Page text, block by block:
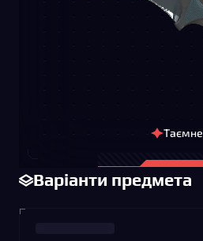
Таємне
Варіанти предмета